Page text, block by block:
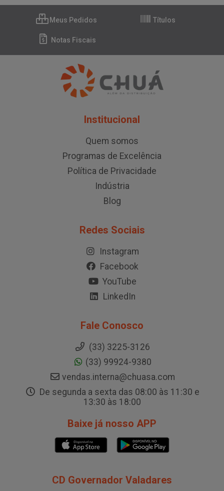
Meus Pedidos Títulos
Notas Fiscais
Institucional
Quem somos
Programas de Excelência
Política de Privacidade
Indústria
Blog
Redes Sociais
Instagram
Facebook
YouTube
LinkedIn
Fale Conosco
(33) 3225-3126
(33) 99924-9380
vendas.interna@chuasa.com
De segunda a sexta das 08:00 às 11:30 e
13:30 às 18:00
Baixe já nosso APP
CD Governador Valadares